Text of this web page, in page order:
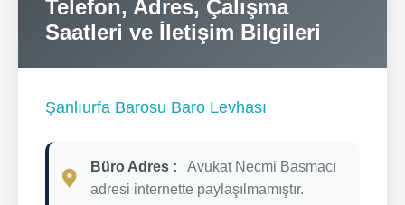
Telefon, Adres, Çalışma
Saatleri ve İletişim Bilgileri
Şanlıurfa Barosu Baro Levhası
Büro Adres :
Avukat Necmi Basmacı
adresi internette paylaşılmamıştır.